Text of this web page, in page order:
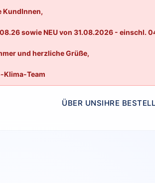
KundInnen,
sowie NEU von 31.08.2026 - einschl.
und herzliche Grüße,
Klima-Team
ÜBER UNSIHRE